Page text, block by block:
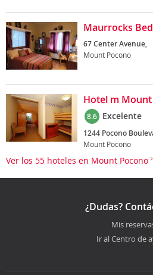
Maurrocks
67 Center Avenue,
Mount Pocono
Hotel m
8.6 Excelente
1244 Pocono
Mount Pocono
Ver los 55 hoteles en Mount Pocono
¿Dudas?
Mis
Ir al Centro de